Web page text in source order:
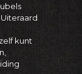
kunt